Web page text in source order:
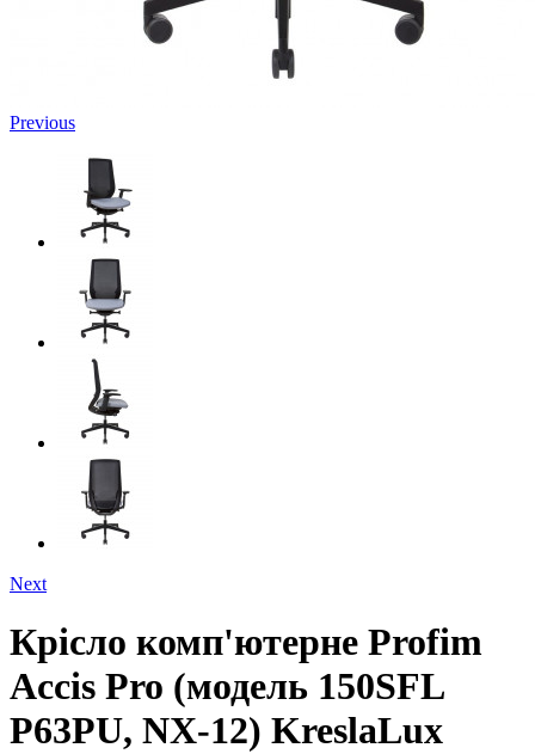
Previous
Next
Крісло комп'ютерне Profim
Accis Pro (модель 150SFL
P63PU, NX-12) KreslaLux